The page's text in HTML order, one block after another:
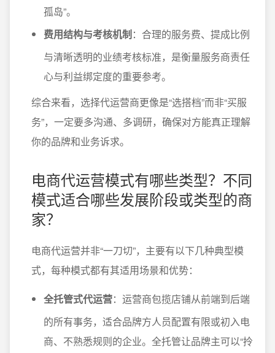
孤岛”。
费用结构与考核机制：合理的服务费、提成比例
与清晰透明的业绩考核标准，是衡量服务商责任
心与利益绑定度的重要参考。
综合来看，选择代运营商更像是“选搭档”而非“买服
务”，一定要多沟通、多调研，确保对方能真正理解
你的品牌和业务诉求。
电商代运营模式有哪些类型？不同
模式适合哪些发展阶段或类型的商
家？
电商代运营并非“一刀切”，主要有以下几种典型模
式，每种模式都有其适用场景和优势：
全托管式代运营：运营商包揽店铺从前端到后端
的所有事务，适合品牌方人员配置有限或初入电
商、不熟悉规则的企业。全托管让品牌主可以“拎